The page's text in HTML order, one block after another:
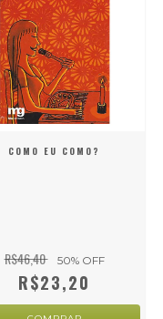
COMO EU COMO?
R$46,40 50% OFF
R$23,20